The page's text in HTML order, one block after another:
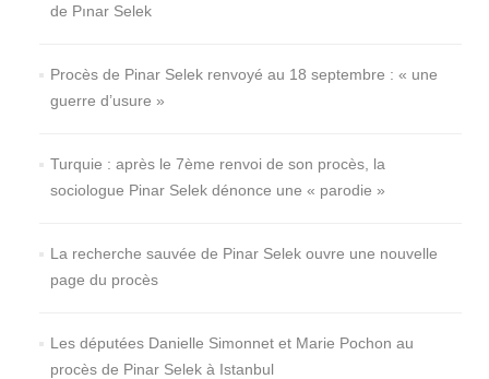
de Pınar Selek
Procès de Pinar Selek renvoyé au 18 septembre : « une
guerre d’usure »
Turquie : après le 7ème renvoi de son procès, la
sociologue Pinar Selek dénonce une « parodie »
La recherche sauvée de Pinar Selek ouvre une nouvelle
page du procès
Les députées Danielle Simonnet et Marie Pochon au
procès de Pinar Selek à Istanbul